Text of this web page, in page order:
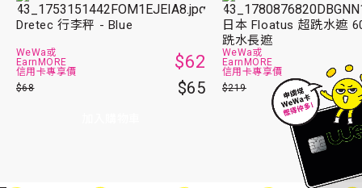
Dretec 行李秤 - Blue
WeWa或
EarnMORE
信用卡專享價
$62
$68 $65
日本 Floatus 超跣水遮
跣水長遮
WeWa或
EarnMORE
信用卡專享價
$219
查看更多